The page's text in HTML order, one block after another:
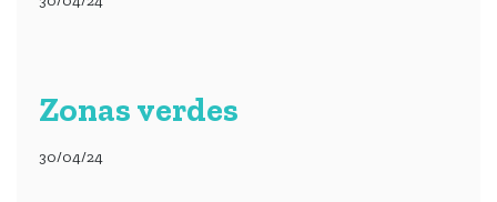
Zonas verdes
30/04/24